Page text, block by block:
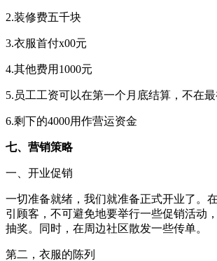
2.装修费五千块
3.衣服首付x00元
4.其他费用1000元
5.员工工资可以在第一个月底结算，不在
6.剩下的4000用作营运资金
七、营销策略
一、开业促销
一切准备就绪，我们就准备正式开业了。
引顾客，不可避免地要举行一些促销活动
抽奖。同时，在周边社区散发一些传单。
第二，衣服的陈列